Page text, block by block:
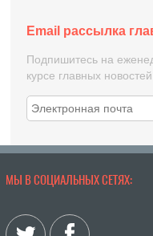
Email рассылка
Подпишитесь на
курсе главных
МЫ В СОЦИАЛЬНЫХ СЕТЯХ: